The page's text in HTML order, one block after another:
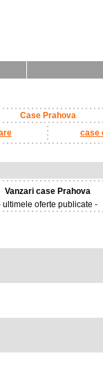
Case Prahova
case
Vanzari case Prahova
ultimele oferte publicate -